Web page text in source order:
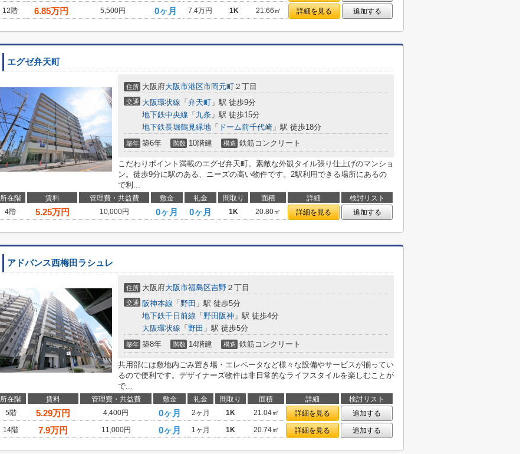
12階
6.85万円 5,500円 0ヶ月 7.4万円 1K 21.66㎡ 詳細を見る 追加する
エグゼ弁天町
住所 大阪府大阪市港区市岡元町 ２丁目
交通 大阪環状線 「 弁天町 」駅 徒歩9分
地下鉄中央線 「 九条 」駅 徒歩15分
地下鉄長堀鶴見緑地 「 ドーム前千代崎 」駅 徒歩18分
築年 築6年 階数 10階建 構造 鉄筋コンクリート
こだわりポイント満載のエグゼ弁天町。素敵な外観タイル張り仕上げのマンショ
ン。徒歩9分に駅のある、ニーズの高い物件です。2駅利用できる場所にあるの
で利...
所在階 賃料 管理費・共益費 敷金 礼金 間取り 面積 詳細
検討リスト
4階
5.25万円 10,000円 0ヶ月 0ヶ月 1K 20.80㎡ 詳細を見る 追加する
アドバンス西梅田ラシュレ
住所 大阪府大阪市福島区吉野 ２丁目
交通 阪神本線 「 野田 」駅 徒歩5分
地下鉄千日前線 「 野田阪神 」駅 徒歩4分
大阪環状線 「 野田 」駅 徒歩5分
築年 築8年 階数 14階建 構造 鉄筋コンクリート
共用部には敷地内ごみ置き場・エレベータなど様々な設備やサービスが揃ってい
るので便利です。デザイナーズ物件は非日常的なライフスタイルを楽しむことが
で...
所在階 賃料 管理費・共益費 敷金 礼金 間取り 面積 詳細
検討リスト
5階
5.29万円 4,400円 0ヶ月 2ヶ月 1K 21.04㎡ 詳細を見る
追加する
14階
7.9万円 11,000円 0ヶ月 1ヶ月 1K 20.74㎡ 詳細を見る 追加する